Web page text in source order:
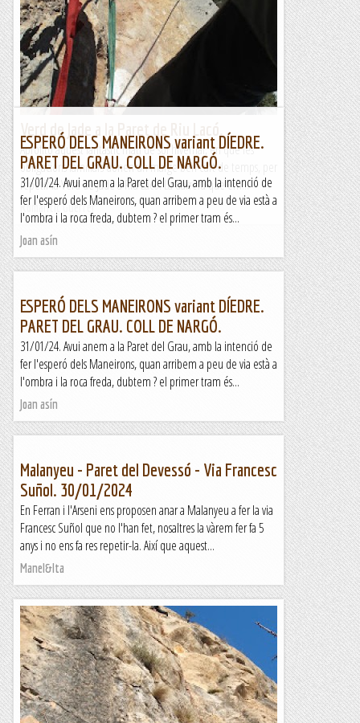
Verd de Jade a la Paret de Riu Lacó.
Aprofito aquest fantàstic matí de sol hivernal, en que les
obligacions familiars donen un marge ben curt de temps, per
repetir la Verd de Jade a Riu Lacó. La darrera que em...
Romàntic Guerrer
ESPERÓ DELS MANEIRONS variant DÍEDRE.
PARET DEL GRAU. COLL DE NARGÓ.
31/01/24. Avui anem a la Paret del Grau, amb la intenció de
fer l'esperó dels Maneirons, quan arribem a peu de via està a
l'ombra i la roca freda, dubtem ? el primer tram és...
Joan asín
ESPERÓ DELS MANEIRONS variant DÍEDRE.
PARET DEL GRAU. COLL DE NARGÓ.
31/01/24. Avui anem a la Paret del Grau, amb la intenció de
fer l'esperó dels Maneirons, quan arribem a peu de via està a
l'ombra i la roca freda, dubtem ? el primer tram és...
Joan asín
Malanyeu - Paret del Devessó - Via Francesc
Suñol. 30/01/2024
En Ferran i l'Arseni ens proposen anar a Malanyeu a fer la via
Francesc Suñol que no l'han fet, nosaltres la vàrem fer fa 5
anys i no ens fa res repetir-la. Així que aquest...
Manel&Ita